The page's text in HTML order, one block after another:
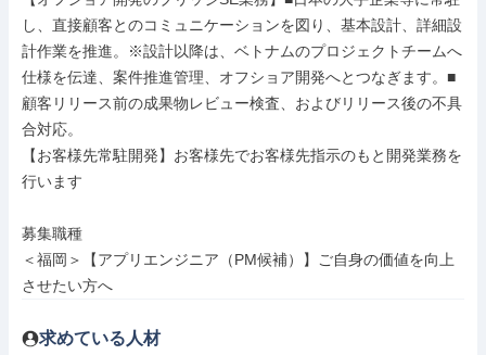
し、直接顧客とのコミュニケーションを図り、基本設計、詳細設
計作業を推進。※設計以降は、ベトナムのプロジェクトチームへ
仕様を伝達、案件推進管理、オフショア開発へとつなぎます。■
顧客リリース前の成果物レビュー検査、およびリリース後の不具
合対応。
【お客様先常駐開発】お客様先でお客様先指示のもと開発業務を
行います
募集職種
＜福岡＞【アプリエンジニア（PM候補）】ご自身の価値を向上
させたい方へ
求めている人材